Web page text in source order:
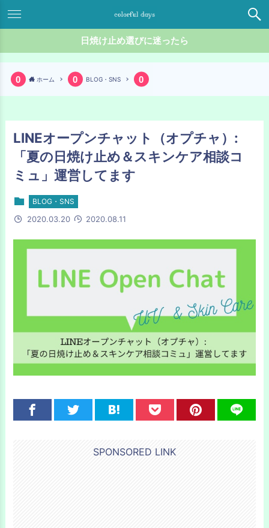
日焼け止め選びに迷ったら
ホーム BLOG・SNS
LINEオープンチャット（オプチャ）:
「夏の日焼け止め＆スキンケア相談コ
ミュ」運営してます
BLOG・SNS
2020.03.20 2020.08.11
SPONSORED LINK